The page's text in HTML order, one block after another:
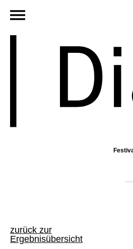
zurück zur
Ergebnisübersicht